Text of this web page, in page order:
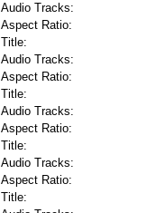
Audio Tracks:
Aspect Ratio:
Title:
Audio Tracks:
Aspect Ratio:
Title:
Audio Tracks:
Aspect Ratio:
Title:
Audio Tracks:
Aspect Ratio:
Title: